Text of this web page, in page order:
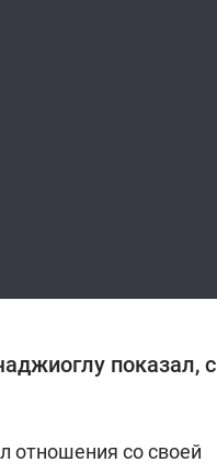
показал, с
отношения со своей